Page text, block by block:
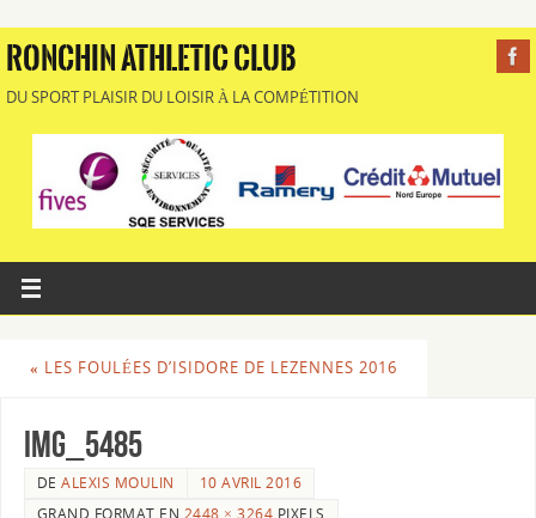
RONCHIN ATHLETIC CLUB
DU SPORT PLAISIR DU LOISIR À LA COMPÉTITION
« LES FOULÉES D’ISIDORE DE LEZENNES 2016
IMG_5485
DEALEXIS MOULIN
10 AVRIL 2016
GRAND FORMAT EN 2448 × 3264 PIXELS